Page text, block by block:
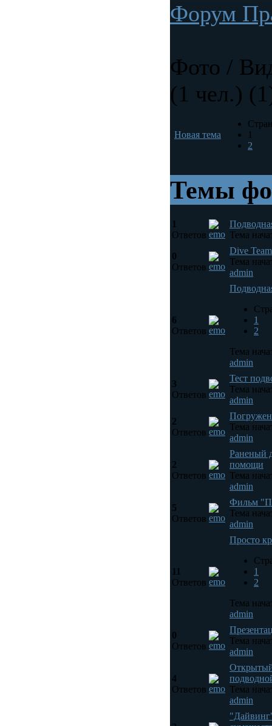
Форум
Фото /
(1 чел.)
Новая тема
1
2
Темы
1
Ответов
Тема
0
Ответов
Dive
Тема
admin
6
Ответов
1
2
Тема
admin
3
Ответов
Тест
Тема
admin
2
Ответов
Тема
admin
2
Ответов
Раненый
помощи
Тема
admin
5
Ответов
Фильм
Тема
admin
11
Ответов
Просто
1
2
Тема
admin
0
Ответов
Тема
admin
4
Ответов
Тема
admin